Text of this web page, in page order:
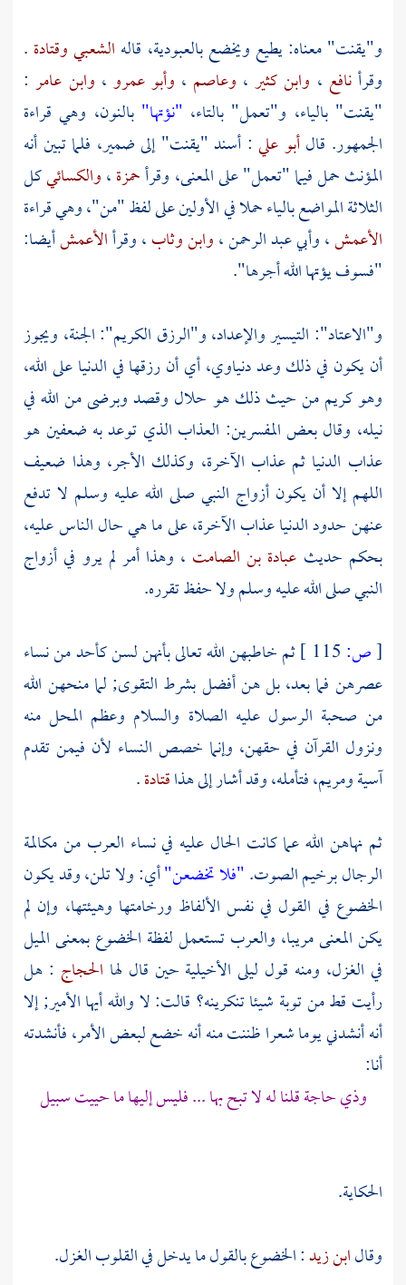
و"يقنت" معناه: يطيع ويخضع بالعبودية، قاله الشعبيوقتادة .
وقرأنافع ، وابن كثير ، وعاصم ، وأبو عمرو ، وابن عامر :
"يقنت" بالياء، و"تعمل" بالتاء، "نؤتها"بالنون، وهي قراءة
الجمهور. قالأبو علي : أسند "يقنت" إلى ضمير، فلما تبين أنه
المؤنث حمل فيما "تعمل" على المعنى، وقرأحمزة،والكسائيكل
الثلاثة المواضع بالياء حملا في الأولين على لفظ "من"، وهي قراءة
الأعمش،وأبي عبد الرحمن،وابن وثاب، وقرأالأعمشأيضا:
"فسوف يؤتها الله أجرها".
و"الاعتاد": التيسير والإعداد، و"الرزق الكريم": الجنة، ويجوز
أن يكون في ذلك وعد دنياوي، أي أن رزقها في الدنيا على الله،
وهو كريم من حيث ذلك هو حلال وقصد وبرضى من الله في
نيله، وقال بعض المفسرين: العذاب الذي توعد به ضعفين هو
عذاب الدنيا ثم عذاب الآخرة، وكذلك الأجر، وهذا ضعيف
اللهم إلا أن يكون أزواج النبي صلى الله عليه وسلم لا تدفع
عنهن حدود الدنيا عذاب الآخرة، على ما هي حال الناس عليه،
بحكم حديث عبادة بن الصامت ، وهذا أمر لم يرو في أزواج
النبي صلى الله عليه وسلم ولا حفظ تقرره.
[ص:
ثم خاطبهن الله تعالى بأنهن لسن كأحد من نساء
عصرهن فما بعد، بل هن أفضل بشرط التقوى; لما منحهن الله
من صحبة الرسول عليه الصلاة والسلام وعظم المحل منه
ونزول القرآن في حقهن، وإنما خصص النساء لأن فيمن تقدم
آسيةومريم،فتأمله، وقد أشار إلى هذاقتادة.
ثم نهاهن الله عما كانت الحال عليه في نساء العرب من مكالمة
الرجال برخيم الصوت."فلا تخضعن"أي: ولا تلن، وقد يكون
الخضوع في القول في نفس الألفاظ ورخامتها وهيئتها، وإن لم
يكن المعنى مريبا، والعرب تستعمل لفظة الخضوع بمعنى الميل
في الغزل، ومنه قول ليلى الأخيلية حين قال لها الحجاج : هل
رأيت قط من توبة شيئا تنكرينه؟ قالت: لا والله أيها الأمير; إلا
أنه أنشدني يوما شعرا ظننت منه أنه خضع لبعض الأمر، فأنشدته
أنا:
وذي حاجة قلنا له لا تبح بها ... فليس إليها ما حييت سبيل
الحكاية.
وقالابن زيد: الخضوع بالقول ما يدخل في القلوب الغزل.